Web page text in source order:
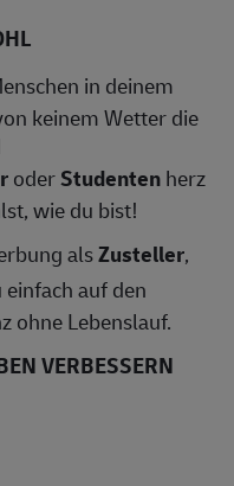
in deinem
keinem Wetter die
oderStudentenherz
wie du bist!
alsZusteller,
einfach auf den
ohne Lebenslauf.
VERBESSERN